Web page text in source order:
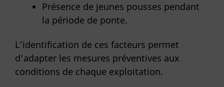
Présence de jeunes pousses pendant
la période de ponte.
L’identification de ces facteurs permet
d’adapter les mesures préventives aux
conditions de chaque exploitation.